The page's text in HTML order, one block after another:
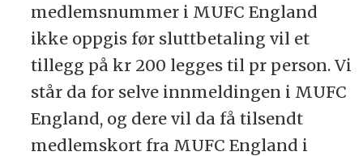
medlemsnummer i MUFC England
ikke oppgis før sluttbetaling vil et
tillegg på kr 200 legges til pr person. Vi
står da for selve innmeldingen i MUFC
England, og dere vil da få tilsendt
medlemskort fra MUFC England i